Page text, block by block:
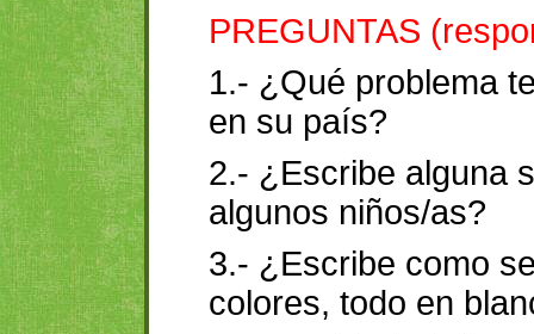
PREGUNTAS
1.- ¿Qué problema
en su país?
2.- ¿Escribe alguna
algunos niños/as?
3.- ¿Escribe como
colores, todo en